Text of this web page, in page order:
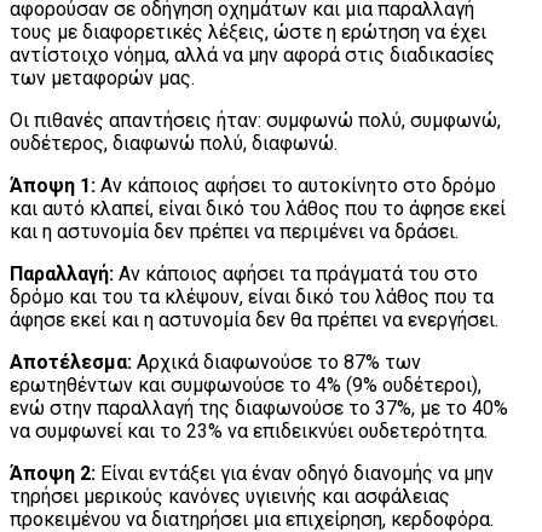
αφορούσαν σε οδήγηση οχημάτων και μια παραλλαγή
τους με διαφορετικές λέξεις, ώστε η ερώτηση να έχει
αντίστοιχο νόημα, αλλά να μην αφορά στις διαδικασίες
των μεταφορών μας.
Οι πιθανές απαντήσεις ήταν: συμφωνώ πολύ, συμφωνώ,
ουδέτερος, διαφωνώ πολύ, διαφωνώ.
Άποψη 1: Αν κάποιος αφήσει το αυτοκίνητο στο δρόμο
και αυτό κλαπεί, είναι δικό του λάθος που το άφησε εκεί
και η αστυνομία δεν πρέπει να περιμένει να δράσει.
Παραλλαγή: Αν κάποιος αφήσει τα πράγματά του στο
δρόμο και του τα κλέψουν, είναι δικό του λάθος που τα
άφησε εκεί και η αστυνομία δεν θα πρέπει να ενεργήσει.
Αποτέλεσμα: Αρχικά διαφωνούσε το 87% των
ερωτηθέντων και συμφωνούσε το 4% (9% ουδέτεροι),
ενώ στην παραλλαγή της διαφωνούσε το 37%, με το 40%
να συμφωνεί και το 23% να επιδεικνύει ουδετερότητα.
Άποψη 2: Είναι εντάξει για έναν οδηγό διανομής να μην
τηρήσει μερικούς κανόνες υγιεινής και ασφάλειας
προκειμένου να διατηρήσει μια επιχείρηση, κερδοφόρα.